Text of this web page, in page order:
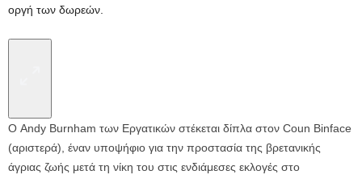
οργή των δωρεών.
Ο Andy Burnham των Εργατικών στέκεται δίπλα στον Coun Binface
(αριστερά), έναν υποψήφιο για την προστασία της βρετανικής
άγριας ζωής μετά τη νίκη του στις ενδιάμεσες εκλογές στο